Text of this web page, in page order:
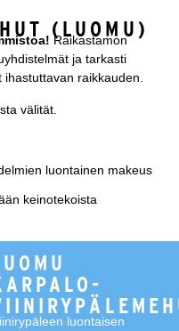
(LUOMU)
Raikastamon
ja tarkasti
raikkauden.
välität.
luontainen makeus
keinotekoista
luontaisen